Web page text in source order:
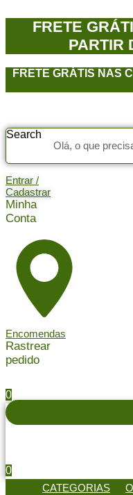
FRETE
PARTIR
FRETE GRÁTIS NAS
Search
Entrar /
Cadastrar
Minha
Conta
Encomendas
Rastrear
pedido
0
0
CATEGORIAS